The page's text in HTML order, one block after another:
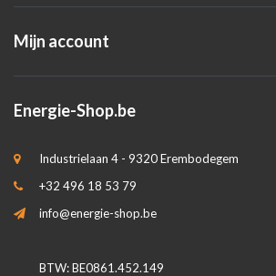
Mijn account
Energie-Shop.be
Industrielaan 4 - 9320 Erembodegem
+32 496 18 53 79
info@energie-shop.be
BTW: BE0861.452.149